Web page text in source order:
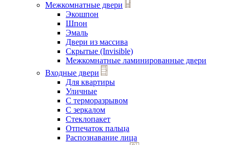
Межкомнатные двери
Экошпон
Шпон
Эмаль
Двери из массива
Скрытые (Invisible)
Межкомнатные ламинированные двери
Входные двери
Для квартиры
Уличные
С терморазрывом
С зеркалом
Стеклопакет
Отпечаток пальца
Распознавание лица